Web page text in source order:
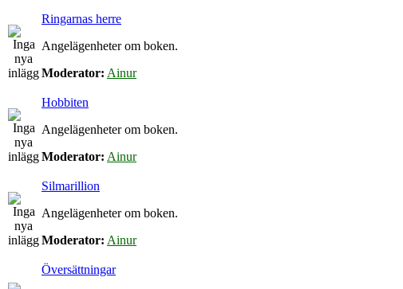
Ringarnas herre
Angelägenheter om boken.
Moderator: Ainur
Hobbiten
Angelägenheter om boken.
Moderator: Ainur
Silmarillion
Angelägenheter om boken.
Moderator: Ainur
Översättningar